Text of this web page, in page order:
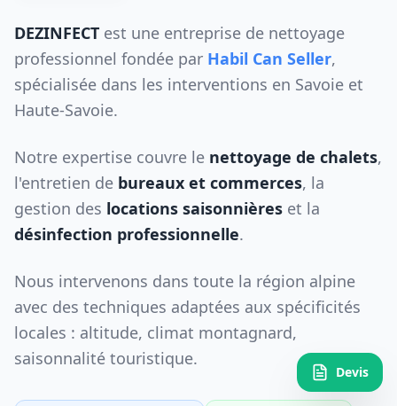
DEZINFECT est une entreprise de nettoyage
professionnel fondée par Habil Can Seller,
spécialisée dans les interventions en Savoie et
Haute-Savoie.
Notre expertise couvre le nettoyage de chalets,
l'entretien de bureaux et commerces, la
gestion des locations saisonnières et la
désinfection professionnelle.
Nous intervenons dans toute la région alpine
avec des techniques adaptées aux spécificités
locales : altitude, climat montagnard,
saisonnalité touristique.
Devis